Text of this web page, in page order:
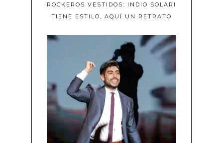
ROCKEROS VESTIDOS: INDIO SOLARI
TIENE ESTILO, AQUÍ UN RETRATO